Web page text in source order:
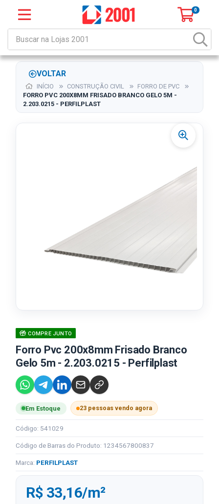
0
VOLTAR
INÍCIO CONSTRUÇÃO CIVIL
FORRO DE PVC
FORRO PVC 200X8MM FRISADO BRANCO GELO 5M -
2.203.0215 - PERFILPLAST
COMPRE JUNTO
Forro Pvc 200x8mm Frisado Branco
Gelo 5m - 2.203.0215 - Perfilplast
Em Estoque 23 pessoas vendo agora
Código: 541029
Código de Barras do Produto: 1234567800837
Marca: PERFILPLAST
R$ 33,16/m²